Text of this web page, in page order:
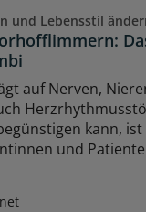
und Lebensstil
auf Nerven,
kann, ist
und